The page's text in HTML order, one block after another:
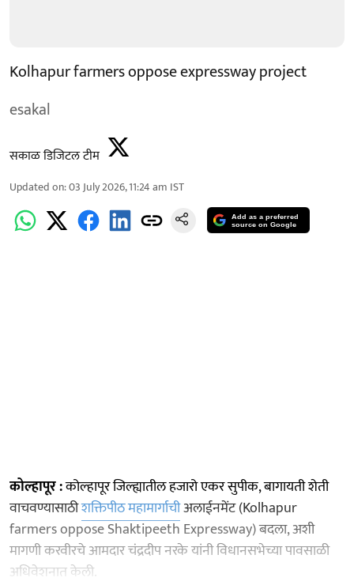
Kolhapur farmers oppose expressway project
esakal
सकाळ डिजिटल टीम
Updated on:03 July 2026, 11:24 am IST
Add as a preferred
source on Google
कोल्हापूर :कोल्हापूर जिल्ह्यातील हजारो एकर सुपीक, बागायती शेती
वाचवण्यासाठीशक्तिपीठ महामार्गाचीअलाईनमेंट (Kolhapur
farmers oppose Shaktipeeth Expressway) बदला, अशी
मागणी करवीरचे आमदार चंद्रदीप नरके यांनी विधानसभेच्या पावसाळी
अधिवेशनात केली.